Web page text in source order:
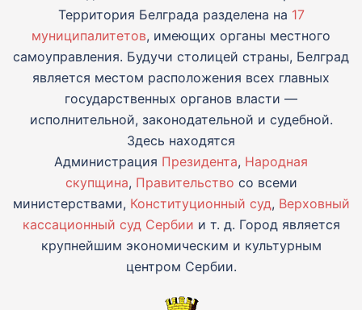
Территория Белграда разделена на 17
муниципалитетов, имеющих органы местного
самоуправления. Будучи столицей страны, Белград
является местом расположения всех главных
государственных органов власти —
исполнительной, законодательной и судебной.
Здесь находятся
Администрация Президента, Народная
скупщина, Правительство со всеми
министерствами, Конституционный суд, Верховный
кассационный суд Сербии и т. д. Город является
крупнейшим экономическим и культурным
центром Сербии.